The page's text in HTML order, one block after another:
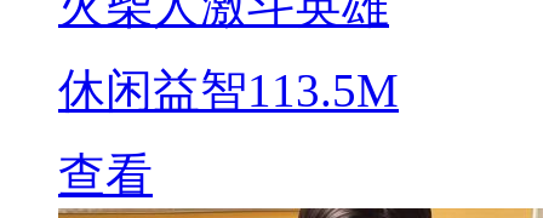
休闲益智113.5M
查看